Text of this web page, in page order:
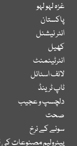
غزہ لہو لہو
پاکستان
انٹر نیشنل
کھیل
انٹرٹینمنٹ
لائف اسٹائل
ٹاپ ٹرینڈ
دلچسپ و عجیب
صحت
سونے کے نرخ
پیٹرولیم مصنوعات